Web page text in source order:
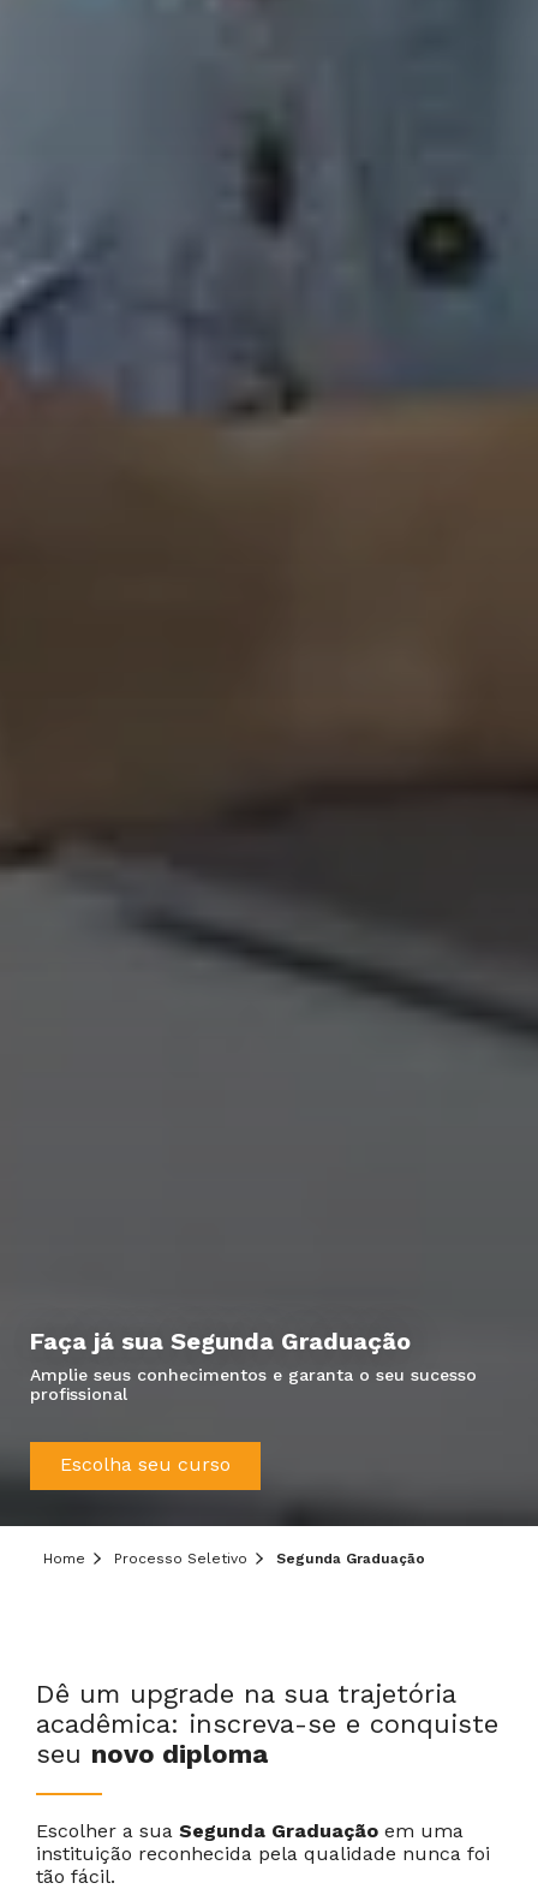
Faça já sua Segunda Graduação
Amplie seus conhecimentos e garanta o seu sucesso
profissional
Escolha seu curso
Home Processo Seletivo Segunda Graduação
Dê um upgrade na sua trajetória
acadêmica: inscreva-se e conquiste
seu novo diploma
Escolher a sua Segunda Graduação em uma
instituição reconhecida pela qualidade nunca foi
tão fácil.
Hei, você ainda tem dúvidas?
Precisa de mais informações sobre o curso,
Deixe aqui o seu contato que um de nossos
Cancelar